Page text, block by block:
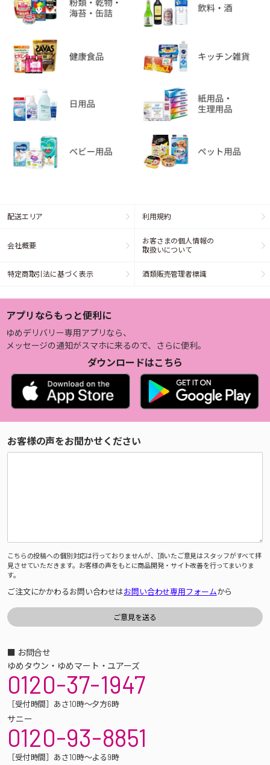
配送エリア 利用規約
会社概要
お客さまの個人情報の
取扱いについて
特定商取引法に基づく表示 酒類販売管理者標識
アプリならもっと便利に
ゆめデリバリー専用アプリなら、
メッセージの通知がスマホに来るので、さらに便利。
ダウンロードはこちら
お客様の声をお聞かせください
こちらの投稿への個別対応は行っておりませんが、頂いたご意見はスタッフがすべて拝
見させていただきます。お客様の声をもとに商品開発・サイト改善を行ってまいりま
す。
ご注文にかかわるお問い合わせはお問い合わせ専用フォームから
■ お問合せ
ゆめタウン・ゆめマート・ユアーズ
0120-37-1947
［受付時間］あさ10時～夕方6時
サニー
0120-93-8851
［受付時間］あさ10時～よる9時